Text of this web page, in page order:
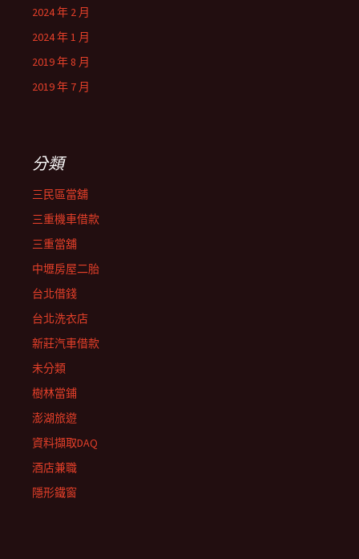
2024 年 2 月
2024 年 1 月
2019 年 8 月
2019 年 7 月
分類
三民區當舖
三重機車借款
三重當舖
中壢房屋二胎
台北借錢
台北洗衣店
新莊汽車借款
未分類
樹林當鋪
澎湖旅遊
資料擷取DAQ
酒店兼職
隱形鐵窗